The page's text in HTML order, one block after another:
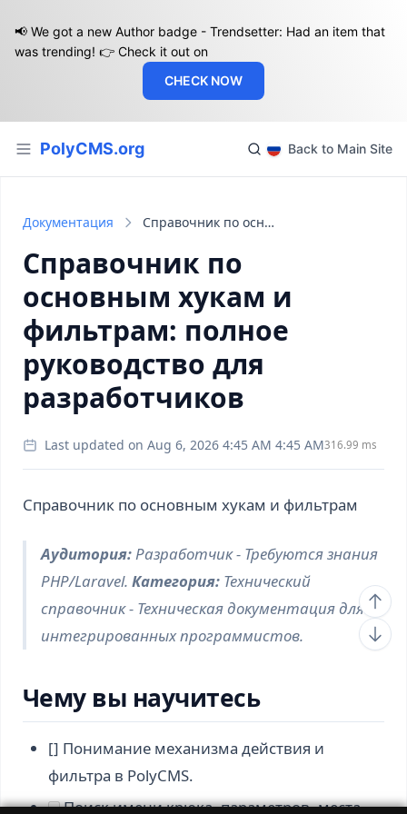
📢 We got a new Author badge - Trendsetter: Had an item that
was trending! 👉 Check it out on
CHECK NOW
PolyCMS.org Back to Main Site
Документация Справочник по основным хукам и фильтрам: полное руководство для разработчиков
Справочник по
основным хукам и
фильтрам: полное
руководство для
разработчиков
Last updated on Aug 6, 2026 4:45 AM 4:45 AM316.99 ms
Справочник по основным хукам и фильтрам
Аудитория:Разработчик - Требуются знания
PHP/Laravel. Категория: Технический
справочник - Техническая документация для
интегрированных программистов.
Чему вы научитесь
[] Понимание механизма действия и
фильтра в PolyCMS.
Поиск имени крюка, параметров, места